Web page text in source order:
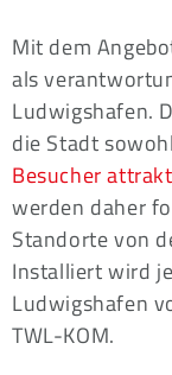
Mit dem
als
Ludwigshafen.
die Stadt
Besucher
werden daher
Standorte von
Installiert wird
Ludwigshafen
TWL-KOM.